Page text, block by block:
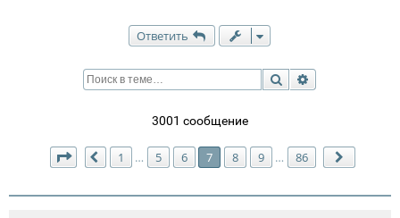
Ответить
Поиск
3001 сообщение
Страница 7из 86
Пред.
1 … 5 6 7 8 9 … 86